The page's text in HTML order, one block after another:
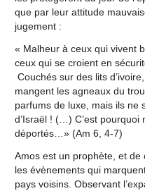
que par leur attitude
jugement :
« Malheur à ceux qui vivent
ceux qui se croient en
Couchés sur des lits
mangent les agneaux du
parfums de luxe, mais ils ne
d’Israël ! (…) C’est pourquoi
déportés…» (Am 6, 4-7)
Amos est un prophète, et
les évènements qui
pays voisins. Observant